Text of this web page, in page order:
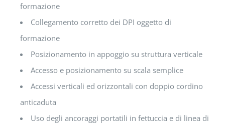
formazione
Collegamento corretto dei DPI oggetto di
formazione
Posizionamento in appoggio su struttura verticale
Accesso e posizionamento su scala semplice
Accessi verticali ed orizzontali con doppio cordino
anticaduta
Uso degli ancoraggi portatili in fettuccia e di linea di